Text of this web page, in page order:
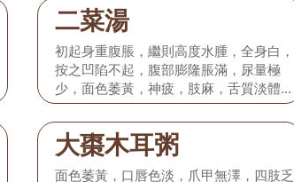
二菜湯
初起身重腹脹，繼則高度水腫，全身白，
按之凹陷不起，腹部膨隆脹滿，尿量極
少，面色萎黃，神疲，肢麻，舌質淡體胖
大邊有齒痕，脈滑數。
大棗木耳粥
面色萎黃，口唇色淡，爪甲無澤，四肢乏